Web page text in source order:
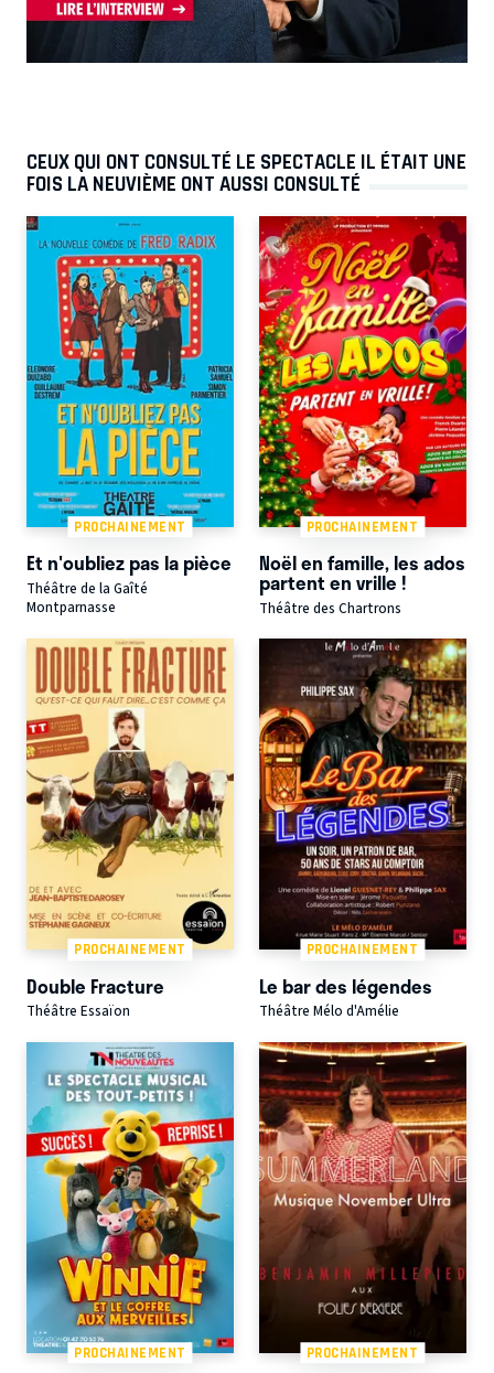
CEUX QUI ONT CONSULTÉ LE SPECTACLE IL ÉTAIT UNE
FOIS LA NEUVIÈME ONT AUSSI CONSULTÉ
PROCHAINEMENT
Et n'oubliez pas la pièce
Théâtre de la Gaîté
Montparnasse
PROCHAINEMENT
Noël en famille, les ados
partent en vrille !
Théâtre des Chartrons
PROCHAINEMENT
Double Fracture
Théâtre Essaïon
PROCHAINEMENT
Le bar des légendes
Théâtre Mélo d'Amélie
PROCHAINEMENT PROCHAINEMENT